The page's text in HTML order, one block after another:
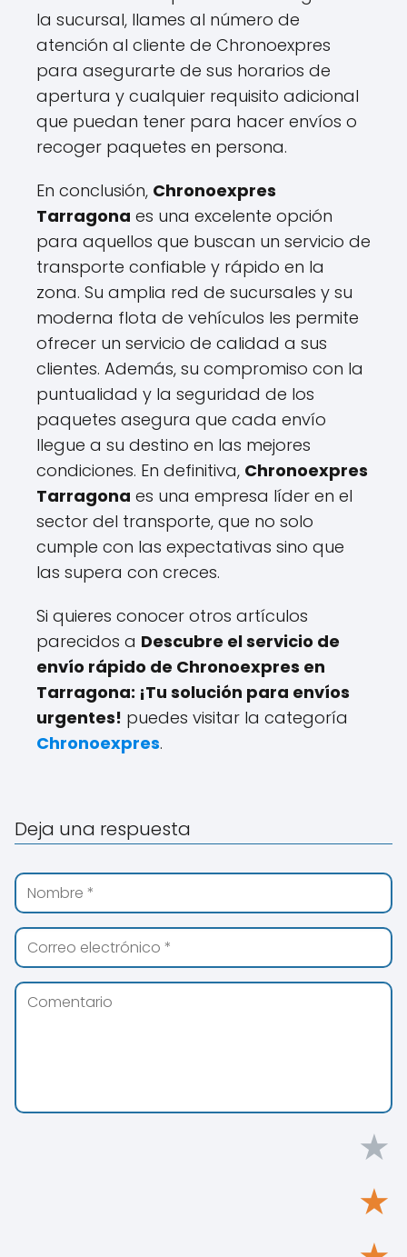
la sucursal, llames al número de
atención al cliente de Chronoexpres
para asegurarte de sus horarios de
apertura y cualquier requisito adicional
que puedan tener para hacer envíos o
recoger paquetes en persona.
En conclusión, Chronoexpres
Tarragona es una excelente opción
para aquellos que buscan un servicio de
transporte confiable y rápido en la
zona. Su amplia red de sucursales y su
moderna flota de vehículos les permite
ofrecer un servicio de calidad a sus
clientes. Además, su compromiso con la
puntualidad y la seguridad de los
paquetes asegura que cada envío
llegue a su destino en las mejores
condiciones. En definitiva, Chronoexpres
Tarragona es una empresa líder en el
sector del transporte, que no solo
cumple con las expectativas sino que
las supera con creces.
Si quieres conocer otros artículos
parecidos a Descubre el servicio de
envío rápido de Chronoexpres en
Tarragona: ¡Tu solución para envíos
urgentes! puedes visitar la categoría
Chronoexpres.
Deja una respuesta
★
★